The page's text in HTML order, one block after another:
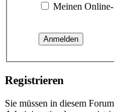
Meinen Online-
Registrieren
Sie müssen in diesem